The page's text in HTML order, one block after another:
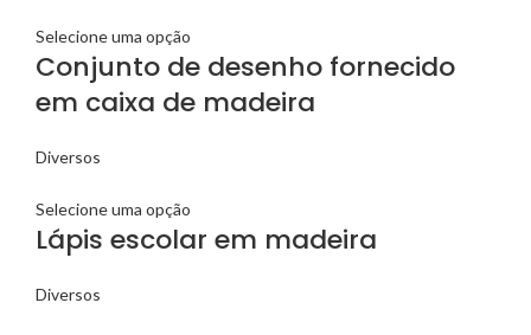
Selecione uma opção
Conjunto de desenho fornecido
em caixa de madeira
Diversos
Selecione uma opção
Lápis escolar em madeira
Diversos